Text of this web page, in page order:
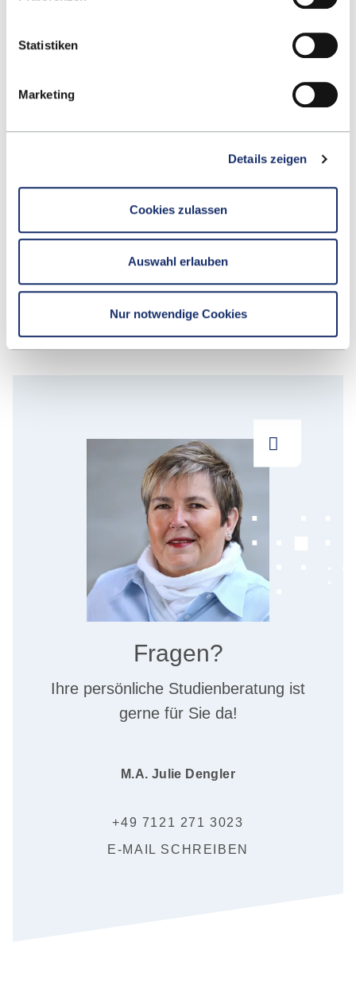
Statistiken
Marketing
Details zeigen
Cookies zulassen
Auswahl erlauben
Nur notwendige Cookies
(*für nicht-EU Bewerbende gilt der 1. Juli).
Nehmen Sie bei einer Zusage den
angebotenen Studienplatz an.
EINSCHREIBEN
Fragen?
Ihre persönliche Studienberatung ist
gerne für Sie da!
M.A. Julie Dengler
+49 7121 271 3023
E-MAIL SCHREIBEN